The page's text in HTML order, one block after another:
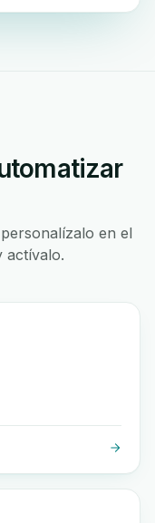
en el
actívalo.